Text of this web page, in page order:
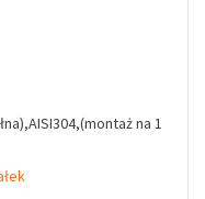
na 1